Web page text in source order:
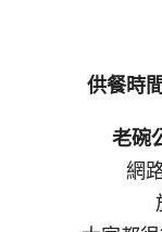
供餐時
老碗
網